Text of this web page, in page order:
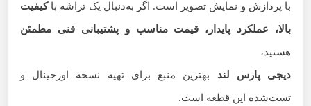
با پردازش و نمایش تصویر است. اگر به‌دنبال یک تراشه باکیفیت
بالا، عملکرد پایدار، قیمت مناسب و پشتیبانی فنی مطمئن
هستید،
دیجی پارس لند بهترین منبع برای تهیه نسخه اورجینال و
تست‌شده این قطعه است.